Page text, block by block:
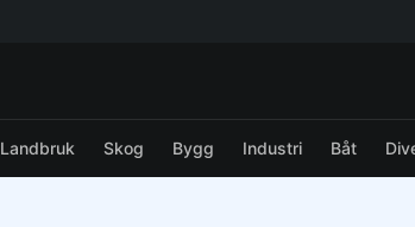
Landbruk Skog Bygg Industri Båt